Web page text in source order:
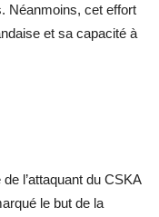
Néanmoins, cet effort
et sa capacité à
l’attaquant du CSKA
le but de la